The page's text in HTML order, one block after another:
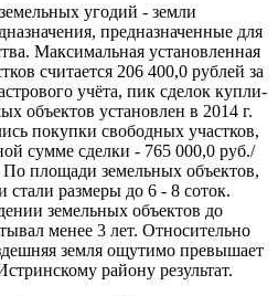
угодий - земли
предназначенные для
Максимальная установленная
считается 206 400,0 рублей за
учёта, пик сделок купли-
объектов установлен в 2014 г.
покупки свободных участков,
сумме сделки - 765 000,0 руб./
По площади земельных объектов,
размеры до 6 - 8 соток.
земельных объектов до
менее 3 лет. Относительно
земля ощутимо превышает
району результат.